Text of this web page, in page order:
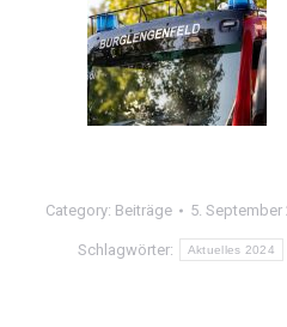
Category: Beiträge 5. September
Schlagwörter: Aktuelles 2024